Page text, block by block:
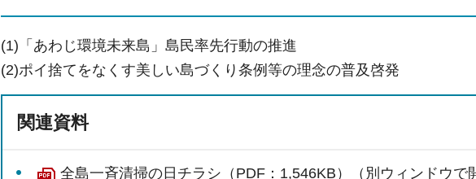
(1)「あわじ環境未来島」島民率先行動の推進
(2)ポイ捨てをなくす美しい島づくり条例等の理念の普及啓発
関連資料
全島一斉清掃の日チラシ（PDF：1,546KB）（別ウィンドウで